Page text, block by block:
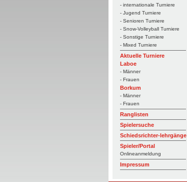
- internationale Turniere
- Jugend Turniere
- Senioren Turniere
- Snow-Volleyball Turniere
- Sonstige Turniere
- Mixed Turniere
Aktuelle Turniere
Laboe
- Männer
- Frauen
Borkum
- Männer
- Frauen
Ranglisten
Spielersuche
Schiedsrichter-lehrgänge
Spieler/Portal
Onlineanmeldung
Impressum